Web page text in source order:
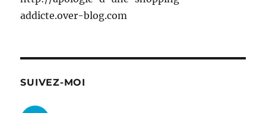
addicte.over-blog.com
SUIVEZ-MOI